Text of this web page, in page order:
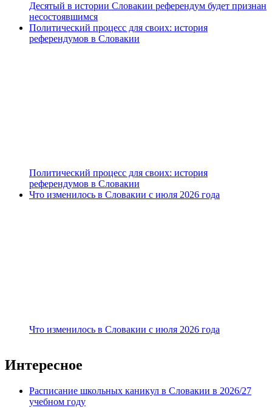
Десятый в истории Словакии референдум будет признан
несостоявшимся
Политический процесс для своих: история
референдумов в Словакии
Политический процесс для своих: история
референдумов в Словакии
Что изменилось в Словакии с июля 2026 года
Что изменилось в Словакии с июля 2026 года
Интересное
Расписание школьных каникул в Словакии в 2026/27
учебном году